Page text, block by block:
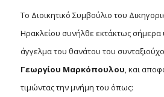
Το Διοικητικό Συμβούλιο του
Ηρακλείου συνήλθε εκτάκτως σήμερα
άγγελμα του θανάτου του
Γεωργίου Μαρκόπουλου, και
τιμώντας την μνήμη του όπως: